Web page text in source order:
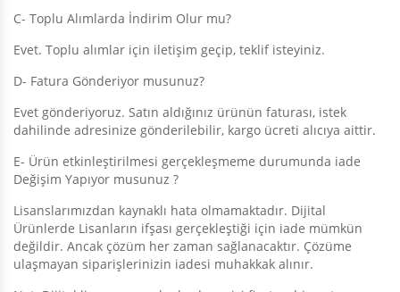
C- Toplu Alımlarda İndirim Olur mu?
Evet. Toplu alımlar için iletişim geçip, teklif isteyiniz.
D- Fatura Gönderiyor musunuz?
Evet gönderiyoruz. Satın aldığınız ürünün faturası, istek
dahilinde adresinize gönderilebilir, kargo ücreti alıcıya aittir.
E- Ürün etkinleştirilmesi gerçekleşmeme durumunda iade
Değişim Yapıyor musunuz ?
Lisanslarımızdan kaynaklı hata olmamaktadır. Dijital
Ürünlerde Lisanların ifşası gerçekleştiği için iade mümkün
değildir. Ancak çözüm her zaman sağlanacaktır. Çözüme
ulaşmayan siparişlerinizin iadesi muhakkak alınır.